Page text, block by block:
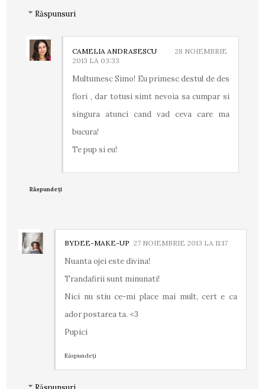
Răspunsuri
CAMELIA ANDRASESCU
28 NOIEMBRIE
2013 LA 03:33
Multumesc Simo! Eu primesc destul de des
flori , dar totusi simt nevoia sa cumpar si
singura atunci cand vad ceva care ma
bucura!
Te pup si eu!
Răspundeți
BYDEE-MAKE-UP 27 NOIEMBRIE 2013 LA 11:17
Nuanta ojei este divina!
Trandafirii sunt minunati!
Nici nu stiu ce-mi place mai mult, cert e ca
ador postarea ta. <3
Pupici
Răspundeți